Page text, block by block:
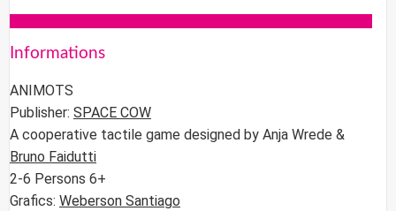
Informations
ANIMOTS
Publisher: SPACE COW
A cooperative tactile game designed by Anja Wrede &
Bruno Faidutti
2-6 Persons 6+
Grafics: Weberson Santiago